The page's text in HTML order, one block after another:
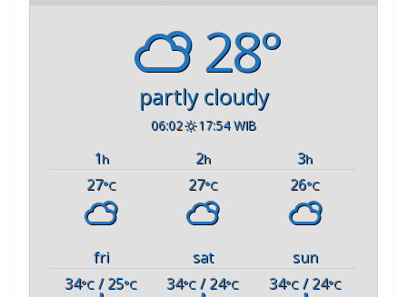
28°
partly cloudy
06:02 17:54 WIB
1h 2h 3h
27°C 27°C 26°C
fri sat
sun
34°C / 25°C 34°C / 24°C 34°C/ 24°C